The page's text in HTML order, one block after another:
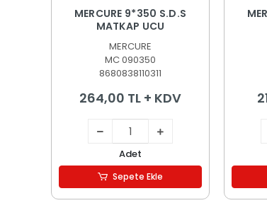
MERCURE 9*350 S.D.S
MATKAP UCU
MERCURE
MC 090350
8680838110311
264,00 TL + KDV
Adet
Sepete Ekle